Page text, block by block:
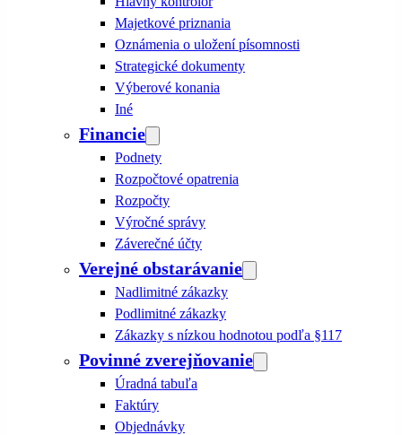
Majetkové priznania
Oznámenia o uložení písomnosti
Strategické dokumenty
Výberové konania
Iné
Financie
Podnety
Rozpočtové opatrenia
Rozpočty
Výročné správy
Záverečné účty
Verejné obstarávanie
Nadlimitné zákazky
Podlimitné zákazky
Zákazky s nízkou hodnotou podľa §117
Povinné zverejňovanie
Úradná tabuľa
Faktúry
Objednávky